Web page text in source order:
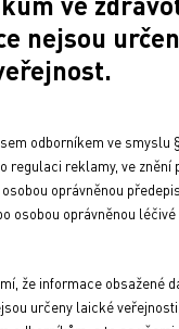
ukázek z jeho
hrbovitý“,
pivným a
ta se uměla
„pošetila“,
jako hlinovatého“,
že by ho
vypláchni si
nejsou
odborníkem ve smyslu
regulaci reklamy, ve znění
oprávněnou
osobou oprávněnou
že informace obsažené
určeny laické